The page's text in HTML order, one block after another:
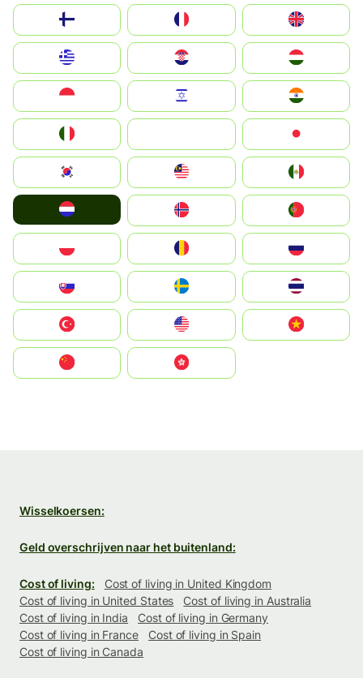
United Kingdom
Magyarország
South Korea
United States
中國香港特別行政區
Wisselkoersen:
Geld overschrijven naar het buitenland:
Cost of living:
Cost of living in United Kingdom
Cost of living in United States
Cost of living in Australia
Cost of living in India
Cost of living in Germany
Cost of living in France
Cost of living in Spain
Cost of living in Canada